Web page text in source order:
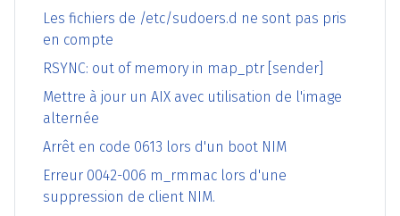
Les fichiers de /etc/sudoers.d ne sont pas pris
en compte
RSYNC: out of memory in map_ptr [sender]
Mettre à jour un AIX avec utilisation de l'image
alternée
Arrêt en code 0613 lors d'un boot NIM
Erreur 0042-006 m_rmmac lors d'une
suppression de client NIM.